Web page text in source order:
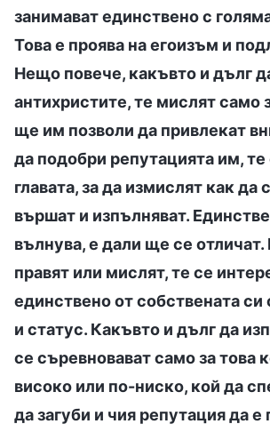
занимават единствено с
Това е проява на егоизъм и
Нещо повече, какъвто и дълг
антихристите, те мислят само
ще им позволи да привлекат
да подобри репутацията им,
главата, за да измислят как да
вършат и изпълняват.
вълнува, е дали ще се отличат.
правят или мислят, те се
единствено от собствената си
и статус. Какъвто и дълг да
се съревновават само за това
високо или по-ниско, кой да
да загуби и чия репутация да е